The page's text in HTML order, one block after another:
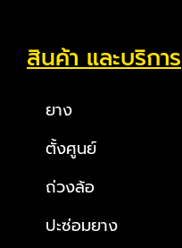
สินค้า และบริการ
ยาง
ตั้งศูนย์
ถ่วงล้อ
ปะซ่อมยาง